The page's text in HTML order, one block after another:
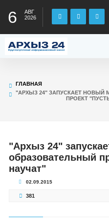
6
АВГ
2026
ГЛАВНАЯ
"АРХЫЗ 24" ЗАПУСКАЕТ
ПРОЕКТ
"Архыз 24"
образовательный
научат"
02.09.2015
381